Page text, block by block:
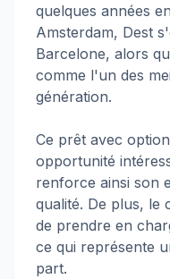
quelques années
Amsterdam, Dest
Barcelone, alors
comme l'un des
génération.
Ce prêt avec
opportunité
renforce ainsi son
qualité. De plus, le
de prendre en
ce qui représente
part.